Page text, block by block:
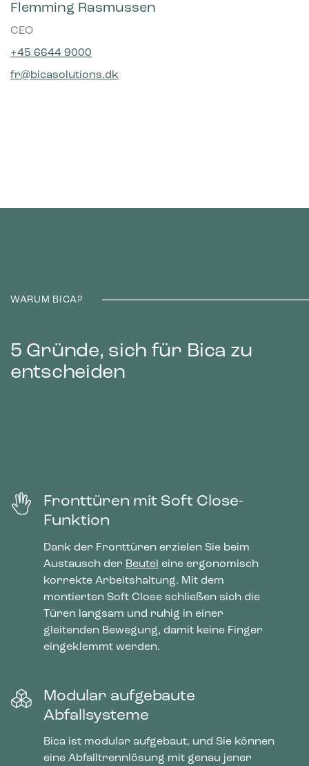
Flemming Rasmussen
CEO
+45 6644 9000
fr@bicasolutions.dk
WARUM BICA?
5 Gründe, sich für Bica zu
entscheiden
Fronttüren mit Soft Close-
Funktion
Dank der Fronttüren erzielen Sie beim
Austausch der Beutel eine ergonomisch
korrekte Arbeitshaltung. Mit dem
montierten Soft Close schließen sich die
Türen langsam und ruhig in einer
gleitenden Bewegung, damit keine Finger
eingeklemmt werden.
Modular aufgebaute
Abfallsysteme
Bica ist modular aufgebaut, und Sie können
eine Abfalltrennlösung mit genau jener